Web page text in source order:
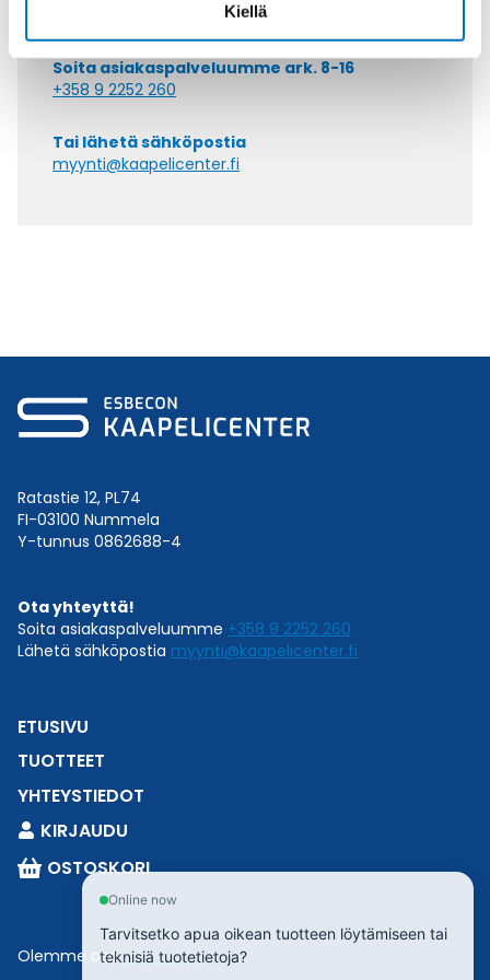
Kiellä
Soita asiakaspalveluumme ark. 8-16
+358 9 2252 260
Tai lähetä sähköpostia
myynti@kaapelicenter.fi
Ratastie 12, PL74
FI-03100 Nummela
Y-tunnus 0862688-4
Ota yhteyttä!
Soita asiakaspalveluumme +358 9 2252 260
Lähetä sähköpostia myynti@kaapelicenter.fi
ETUSIVU
TUOTTEET
YHTEYSTIEDOT
KIRJAUDU
OSTOSKORI
Olemme osaEsbeconia.
Online now
Tarvitsetko apua oikean tuotteen löytämiseen tai
teknisiä tuotetietoja?